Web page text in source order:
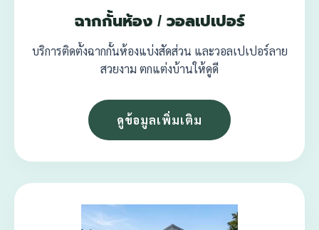
ฉากกั้นห้อง / วอลเปเปอร์
บริการติดตั้งฉากกั้นห้องแบ่งสัดส่วน และวอลเปเปอร์ลาย
สวยงาม ตกแต่งบ้านให้ดูดี
ดูข้อมูลเพิ่มเติม